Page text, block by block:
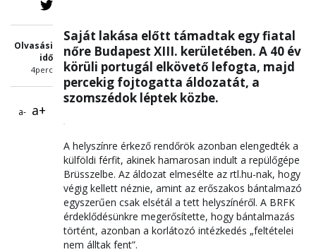
Olvasási
idő
4perc
a- a+
Saját lakása előtt támadtak egy fiatal
nőre Budapest XIII. kerületében. A 40 év
körüli portugál elkövető lefogta, majd
percekig fojtogatta áldozatát, a
szomszédok léptek közbe.
A helyszínre érkező rendőrök azonban elengedték a
külföldi férfit, akinek hamarosan indult a repülőgépe
Brüsszelbe. Az áldozat elmesélte az rtl.hu-nak, hogy
végig kellett néznie, amint az erőszakos bántalmazó
egyszerűen csak elsétál a tett helyszínéről. A BRFK
érdeklődésünkre megerősítette, hogy bántalmazás
történt, azonban a korlátozó intézkedés „feltételei
nem álltak fent”.